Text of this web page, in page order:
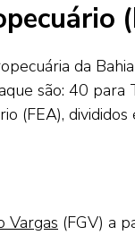
da
são: 40 para
(FEA),
Vargas (FGV) a